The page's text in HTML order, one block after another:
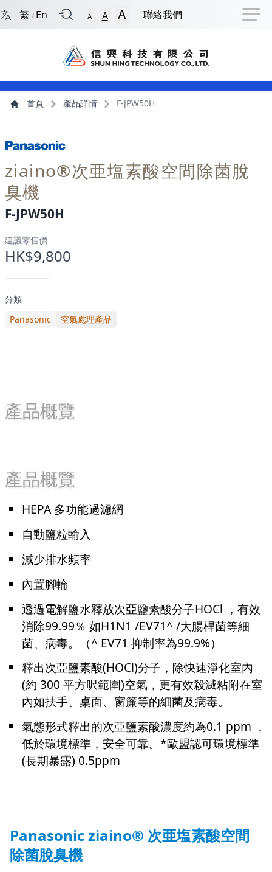
跳到捷徑選項 跳到主導航選單 跳到頁尾
繁 / En A A A 聯絡我們
主導航選單
主內容 首頁 產品詳情 F-JPW50H
ziaino®次亜塩素酸空間除菌脫
臭機
F-JPW50H
FJPW50H
建議零售價
HK$9,800
分類
Panasonic
空氣處理產品
產品概覽
產品概覽
HEPA 多功能過濾網
自動鹽粒輸入
減少排水頻率
內置腳輪
透過電解鹽水釋放次亞鹽素酸分子HOCl ，有效
消除99.99％ 如H1N1 /EV71^ /大腸桿菌等細
菌、病毒。（^ EV71 抑制率為99.9%）
釋出次亞鹽素酸(HOCl)分子，除快速淨化室內
(約 300 平方呎範圍)空氣，更有效殺滅粘附在室
內如扶手、桌面、窗簾等的細菌及病毒。
氣態形式釋出的次亞鹽素酸濃度約為0.1 ppm ，
低於環境標準，安全可靠。*歐盟認可環境標準
(長期暴露) 0.5ppm
Panasonic ziaino® 次亜塩素酸空間
除菌脫臭機